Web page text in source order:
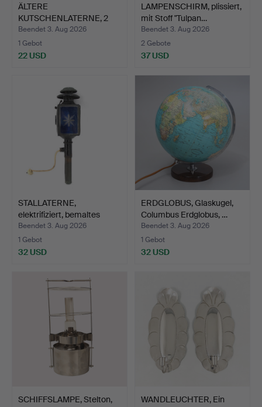
ÄLTERE
KUTSCHENLATERNE, 2
Stk.
Beendet 3. Aug 2026
1 Gebot
22 USD
LAMPENSCHIRM, plissiert,
mit Stoff "Tulpan…
Beendet 3. Aug 2026
2 Gebote
37 USD
STALLATERNE,
elektrifiziert, bemaltes
Blec…
Beendet 3. Aug 2026
1 Gebot
32 USD
ERDGLOBUS, Glaskugel,
Columbus Erdglobus, …
Beendet 3. Aug 2026
1 Gebot
32 USD
SCHIFFSLAMPE, Stelton,
WANDLEUCHTER, Ein